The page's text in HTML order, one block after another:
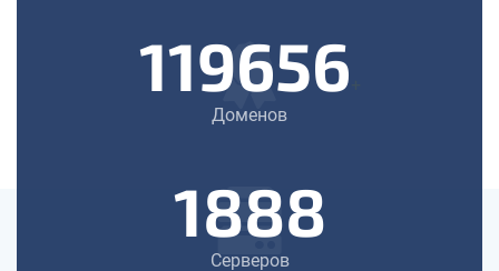
119656
Доменов
1888
Серверов